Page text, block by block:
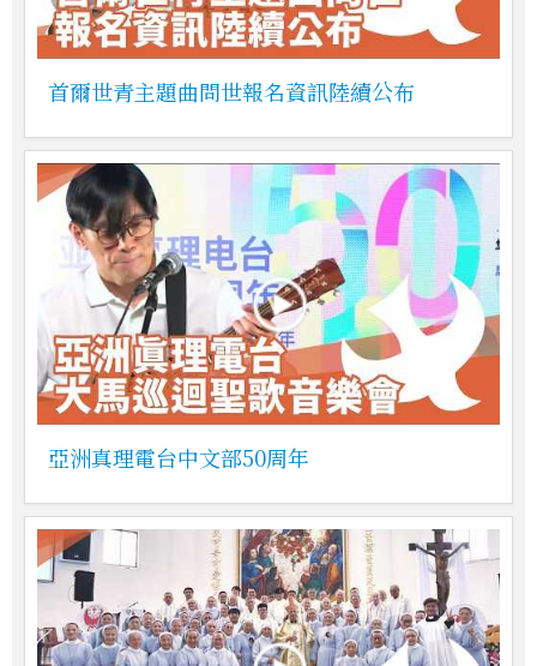
首爾世青主題曲問世報名資訊陸續公布
亞洲真理電台中文部50周年